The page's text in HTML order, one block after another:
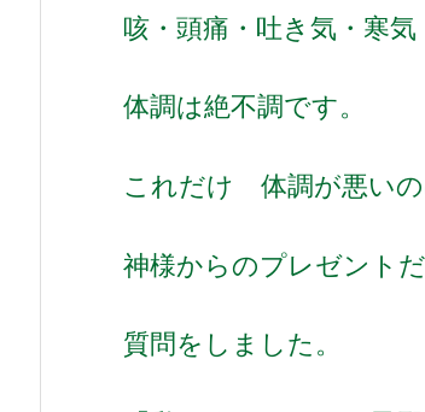
咳・頭痛・吐き気・寒
体調は絶不調です。
これだけ 体調が悪い
神様からのプレゼント
質問をしました。